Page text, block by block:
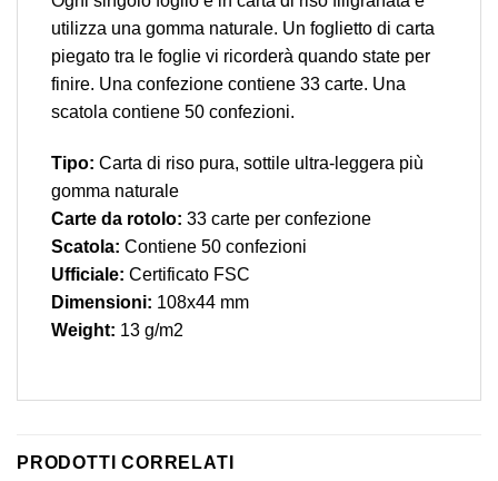
utilizza una gomma naturale. Un foglietto di carta
piegato tra le foglie vi ricorderà quando state per
finire. Una confezione contiene 33 carte. Una
scatola contiene 50 confezioni.
Tipo: Carta di riso pura, sottile ultra-leggera più
gomma naturale
Carte da rotolo: 33 carte per confezione
Scatola: Contiene 50 confezioni
Ufficiale: Certificato FSC
Dimensioni: 108x44 mm
Weight: 13 g/m2
PRODOTTI CORRELATI